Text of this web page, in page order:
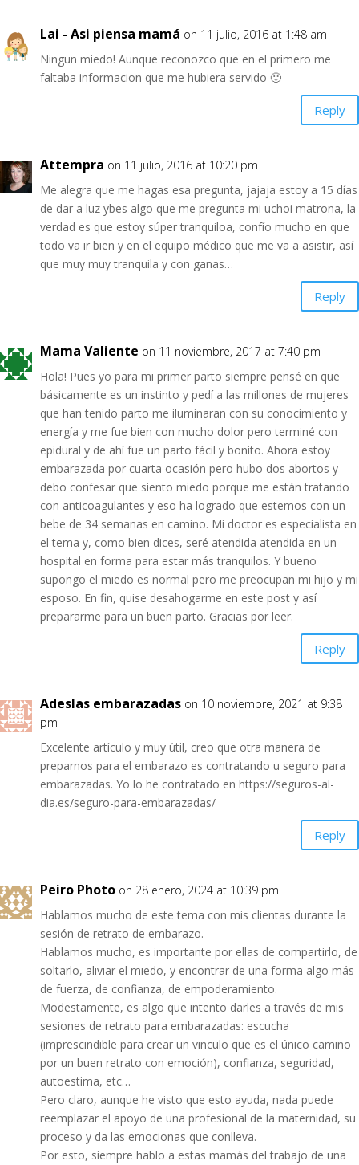
Lai - Asi piensa mamá on 11 julio, 2016 at 1:48 am
Ningun miedo! Aunque reconozco que en el primero me
faltaba informacion que me hubiera servido 🙂
Reply
Attempra on 11 julio, 2016 at 10:20 pm
Me alegra que me hagas esa pregunta, jajaja estoy a 15 días
de dar a luz ybes algo que me pregunta mi uchoi matrona, la
verdad es que estoy súper tranquiloa, confío mucho en que
todo va ir bien y en el equipo médico que me va a asistir, así
que muy muy tranquila y con ganas…
Reply
Mama Valiente on 11 noviembre, 2017 at 7:40 pm
Hola! Pues yo para mi primer parto siempre pensé en que
básicamente es un instinto y pedí a las millones de mujeres
que han tenido parto me iluminaran con su conocimiento y
energía y me fue bien con mucho dolor pero terminé con
epidural y de ahí fue un parto fácil y bonito. Ahora estoy
embarazada por cuarta ocasión pero hubo dos abortos y
debo confesar que siento miedo porque me están tratando
con anticoagulantes y eso ha logrado que estemos con un
bebe de 34 semanas en camino. Mi doctor es especialista en
el tema y, como bien dices, seré atendida atendida en un
hospital en forma para estar más tranquilos. Y bueno
supongo el miedo es normal pero me preocupan mi hijo y mi
esposo. En fin, quise desahogarme en este post y así
prepararme para un buen parto. Gracias por leer.
Reply
Adeslas embarazadas on 10 noviembre, 2021 at 9:38
pm
Excelente artículo y muy útil, creo que otra manera de
preparnos para el embarazo es contratando u seguro para
embarazadas. Yo lo he contratado en https://seguros-al-
dia.es/seguro-para-embarazadas/
Reply
Peiro Photo on 28 enero, 2024 at 10:39 pm
Hablamos mucho de este tema con mis clientas durante la
sesión de retrato de embarazo.
Hablamos mucho, es importante por ellas de compartirlo, de
soltarlo, aliviar el miedo, y encontrar de una forma algo más
de fuerza, de confianza, de empoderamiento.
Modestamente, es algo que intento darles a través de mis
sesiones de retrato para embarazadas: escucha
(imprescindible para crear un vinculo que es el único camino
por un buen retrato con emoción), confianza, seguridad,
autoestima, etc…
Pero claro, aunque he visto que esto ayuda, nada puede
reemplazar el apoyo de una profesional de la maternidad, su
proceso y da las emocionas que conlleva.
Por esto, siempre hablo a estas mamás del trabajo de una